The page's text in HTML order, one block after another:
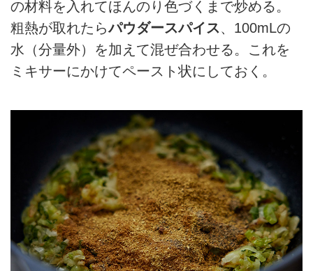
の材料を入れてほんのり色づくまで炒める。
粗熱が取れたらパウダースパイス、100mLの
水（分量外）を加えて混ぜ合わせる。これを
ミキサーにかけてペースト状にしておく。